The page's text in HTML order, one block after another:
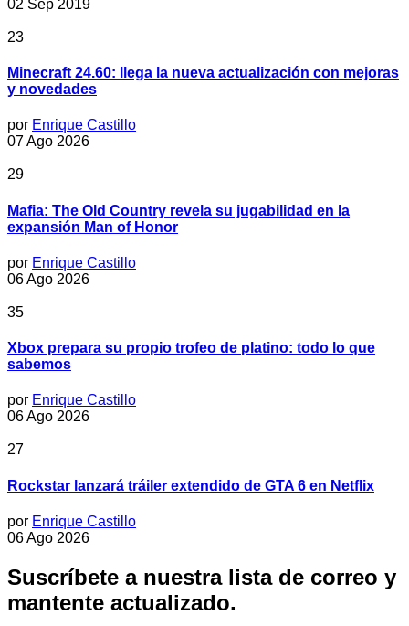
02 Sep 2019
23
Minecraft 24.60: llega la nueva actualización con mejoras
y novedades
por Enrique Castillo
07 Ago 2026
29
Mafia: The Old Country revela su jugabilidad en la
expansión Man of Honor
por Enrique Castillo
06 Ago 2026
35
Xbox prepara su propio trofeo de platino: todo lo que
sabemos
por Enrique Castillo
06 Ago 2026
27
Rockstar lanzará tráiler extendido de GTA 6 en Netflix
por Enrique Castillo
06 Ago 2026
Suscríbete a nuestra lista de correo y
mantente actualizado.